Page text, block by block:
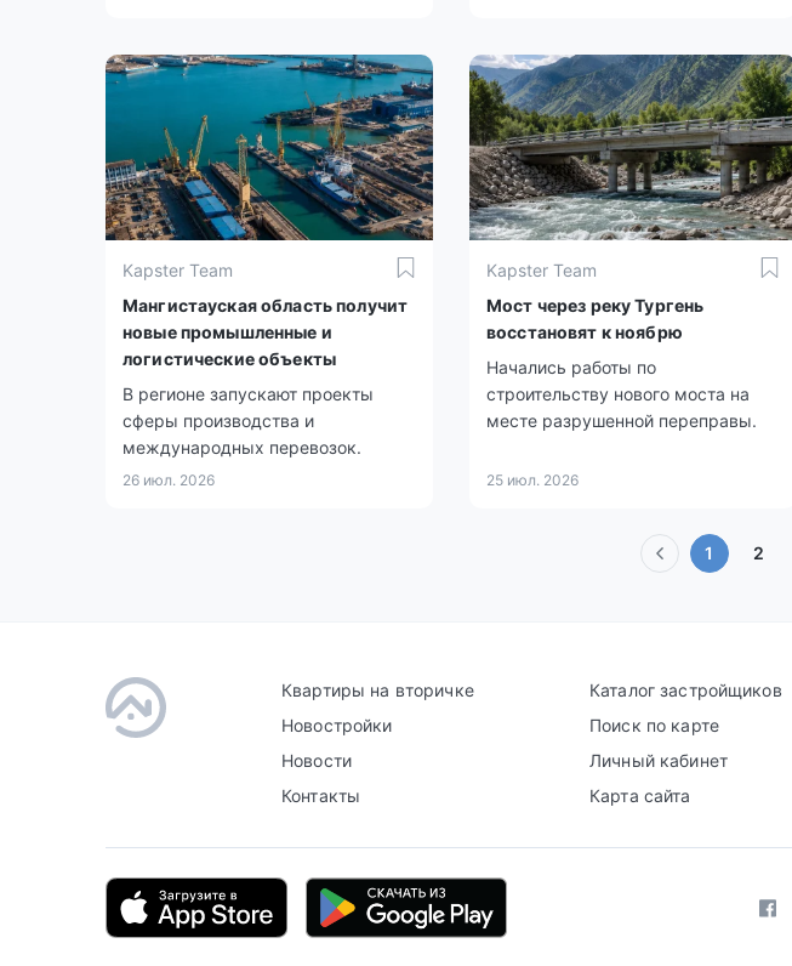
Kapster Team
Мангистауская область получит
новые промышленные и
логистические объекты
В регионе запускают проекты
сферы производства и
международных перевозок.
26 июл. 2026
Kapster Team
Мост через реку Тургень
восстановят к ноябрю
Начались работы по
строительству нового моста на
месте разрушенной переправы.
25 июл. 2026
1 (текущая)
2
Квартиры на вторичке
Новостройки
Новости
Контакты
Каталог застройщиков
Поиск по карте
Личный кабинет
Карта сайта